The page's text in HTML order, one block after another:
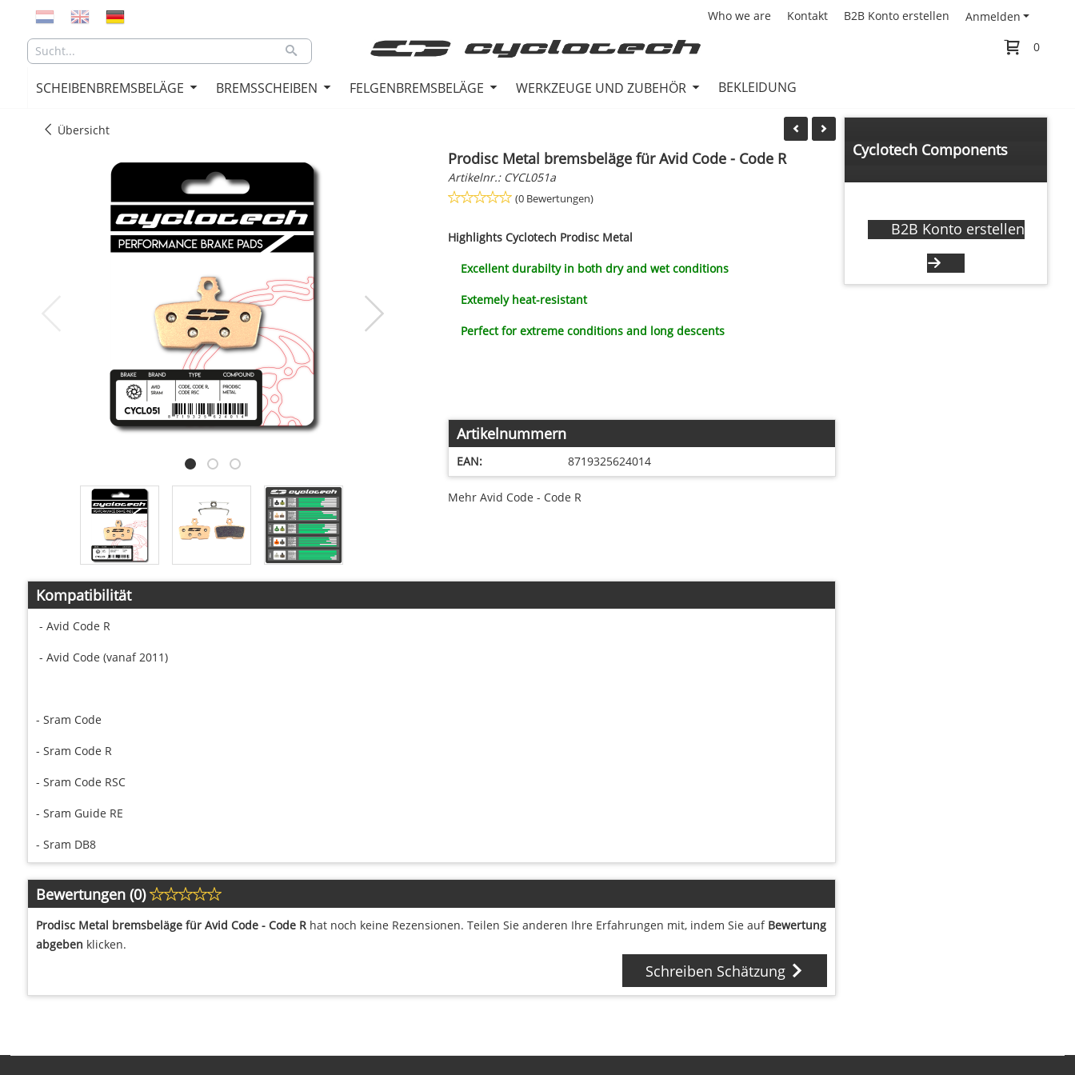
Anmelden
Who we are Kontakt B2B Konto erstellen
0
SCHEIBENBREMSBELÄGE BREMSSCHEIBEN FELGENBREMSBELÄGE WERKZEUGE UND ZUBEHÖR BEKLEIDUNG
Übersicht
Prodisc Metal bremsbeläge für Avid Code - Code R
Artikelnr.: CYCL051a
(0 Bewertungen)
Highlights Cyclotech Prodisc Metal
Excellent durabilty in both dry and wet conditions
Extemely heat-resistant
Perfect for extreme conditions and long descents
Artikelnummern
EAN: 8719325624014
Mehr Avid Code - Code R
Kompatibilität
- Avid Code R
- Avid Code (vanaf 2011)
- Sram Code
- Sram Code R
- Sram Code RSC
- Sram Guide RE
- Sram DB8
Bewertungen (0)
Prodisc Metal bremsbeläge für Avid Code - Code Rhat noch keine Rezensionen. Teilen Sie anderen Ihre Erfahrungen mit, indem Sie auf Bewertung
abgeben klicken.
Schreiben Schätzung
Cyclotech Components
B2B Konto erstellen